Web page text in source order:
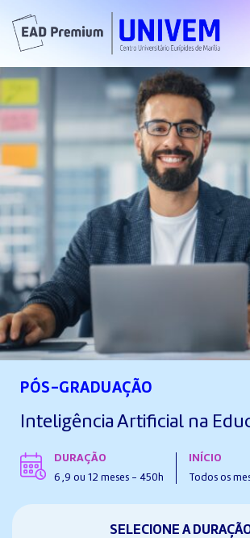
PÓS-GRADUAÇÃO
Inteligência Artificial na
DURAÇÃO
6 ,9 ou 12 meses - 450h
INÍCIO
Todos os
SELECIONE A